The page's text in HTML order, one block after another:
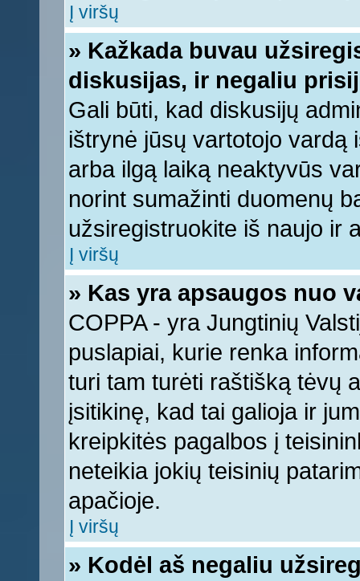
Į viršų
» Kažkada buvau
diskusijas, ir negaliu
Gali būti, kad diskusijų
ištrynė jūsų vartotojo vardą
arba ilgą laiką neaktyvūs
norint sumažinti duomenų
užsiregistruokite iš naujo ir
Į viršų
» Kas yra apsaugos nuo
COPPA - yra Jungtinių
puslapiai, kurie renka
turi tam turėti raštišką tėvų
įsitikinę, kad tai galioja ir
kreipkitės pagalbos į
neteikia jokių teisinių
apačioje.
Į viršų
» Kodėl aš negaliu